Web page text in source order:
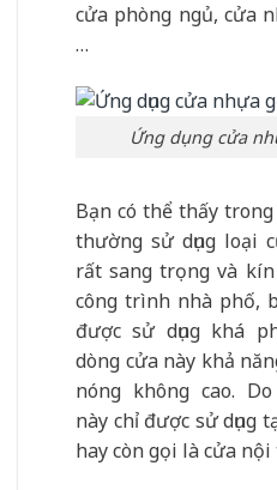
cửa phòng ngủ, cửa
…
Ứng dụng cửa
Bạn có thể thấy
thường sử dụng loại
rất sang trọng và kín
công trình nhà phố,
được sử dụng khá
dòng cửa này khả
nóng không cao.
này chỉ được sử dụng
hay còn gọi là cửa nội